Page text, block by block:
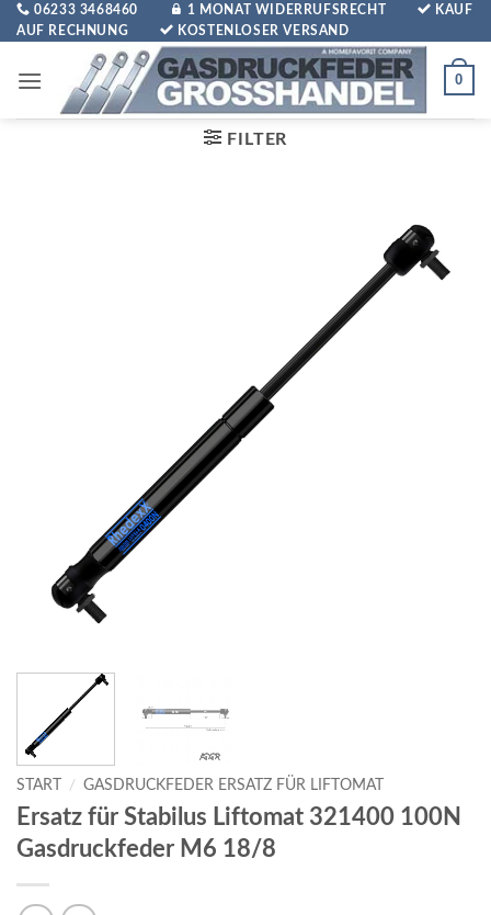
Zum
Inhalt
06233 3468460 1 MONAT WIDERRUFSRECHT
KAUF
AUF RECHNUNG
KOSTENLOSER VERSAND
0
FILTER
START / GASDRUCKFEDER ERSATZ FÜR LIFTOMAT
Ersatz für Stabilus Liftomat 321400 100N
Gasdruckfeder M6 18/8